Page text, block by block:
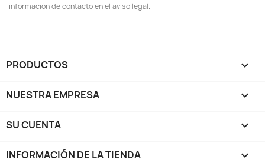
información de contacto en el aviso legal.
PRODUCTOS 
NUESTRA EMPRESA 
SU CUENTA 
INFORMACIÓN DE LA TIENDA keyboard_arrow_down